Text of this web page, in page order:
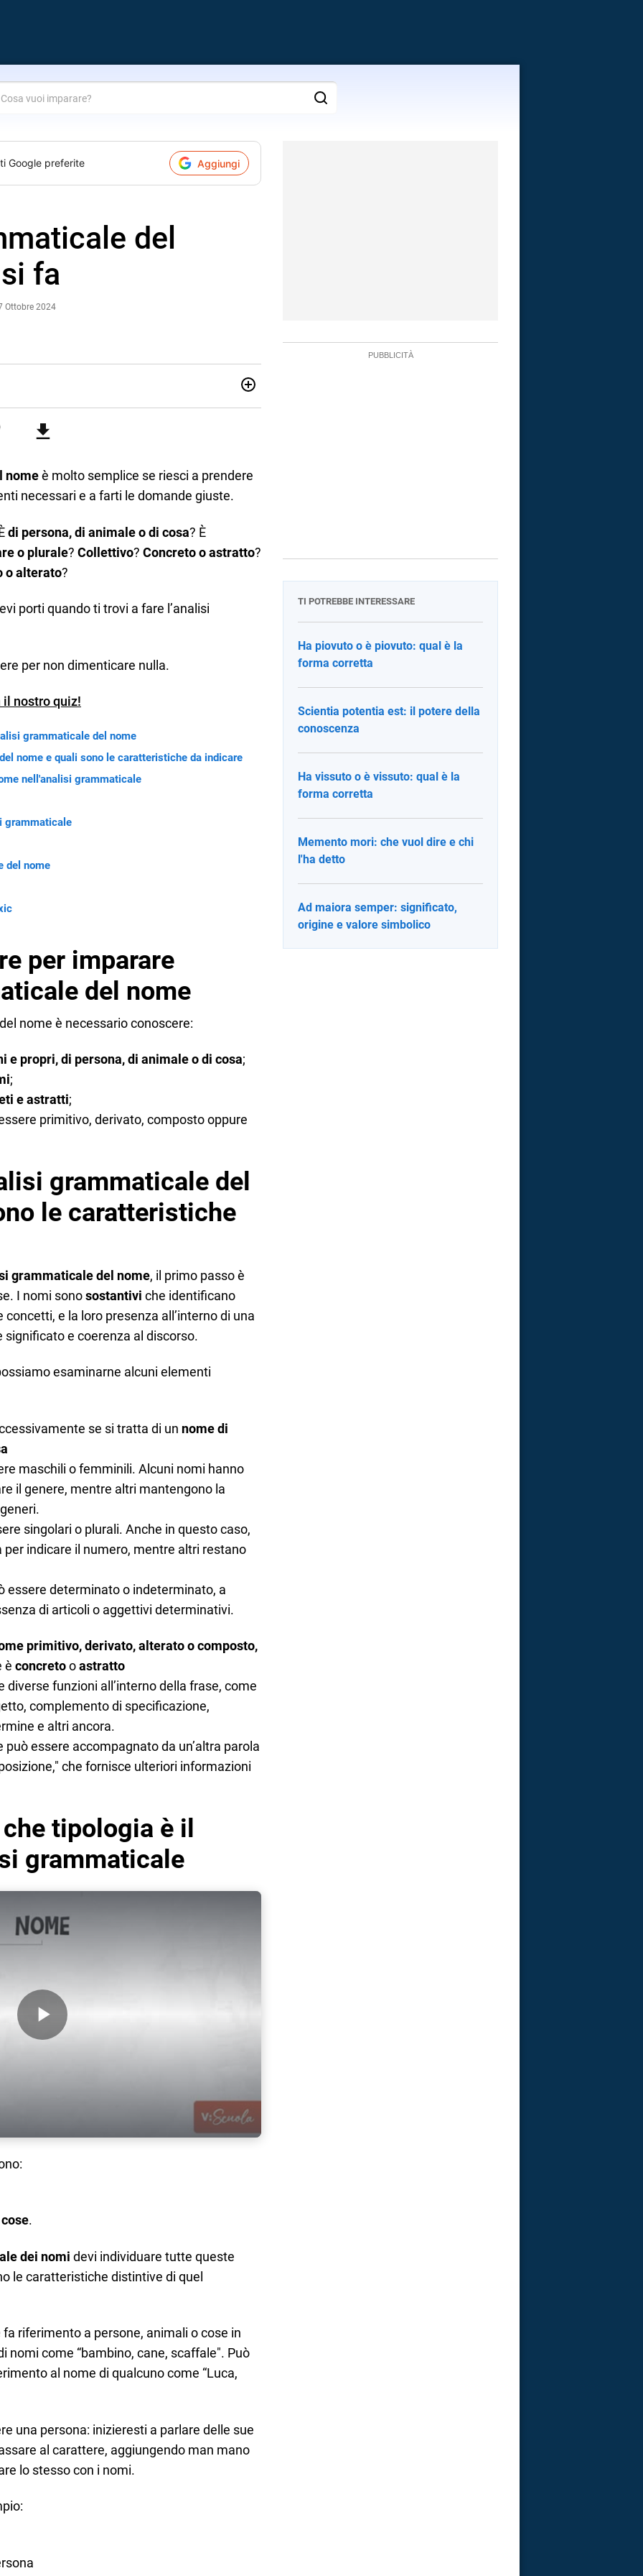
Google preferite Aggiungi
del
fa
Ottobre 2024
i saggi storici, la cucina e la mia Honda CBF500. Non ho
nomeè molto semplice se riesci a prendere
necessari e a farti le domande giuste.
di persona, di animale o di cosa? È
o plurale? Collettivo? Concreto o astratto?
o alterato?
porti quando ti trovi a fare l’analisi
per non dimenticare nulla.
nostro quiz!
grammaticale del nome
nome e quali sono le caratteristiche da indicare
nell'analisi grammaticale
grammaticale
del nome
per imparare
del nome
nome è necessario conoscere:
e propri, di persona, di animale o di cosa;
;
e astratti;
primitivo, derivato, composto oppure
grammaticale del
le caratteristiche
grammaticale del nome, il primo passo è
I nomi sonosostantivi che identificano
e la loro presenza all’interno di una
e coerenza al discorso.
esaminarne alcuni elementi
se si tratta di un nome di
maschili o femminili. Alcuni nomi hanno
il genere, mentre altri mantengono la
singolari o plurali. Anche in questo caso,
indicare il numero, mentre altri restano
essere determinato o indeterminato, a
di articoli o aggettivi determinativi.
primitivo, derivato, alterato o composto,
è concretooastratto
diverse funzioni all’interno della frase, come
complemento di specificazione,
e altri ancora.
può essere accompagnato da un’altra parola
che fornisce ulteriori informazioni
tipologia è il
grammaticale
Play Video
.
dei nomi devi individuare tutte queste
le caratteristiche distintive di quel
fa riferimento a persone, animali o cose in
nomi come “bambino, cane, scaffale". Può
al nome di qualcuno come “Luca,
una persona: inizieresti a parlare delle sue
al carattere, aggiungendo man mano
lo stesso con i nomi.
TI POTREBBE INTERESSARE
Ha piovuto o è piovuto: qual è la
forma corretta
Scientia potentia est: il potere della
conoscenza
Ha vissuto o è vissuto: qual è la
forma corretta
Memento mori: che vuol dire e chi
l'ha detto
Ad maiora semper: significato,
origine e valore simbolico